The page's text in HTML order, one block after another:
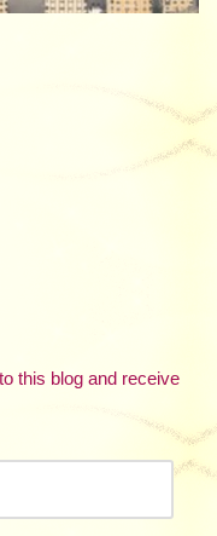
this blog and receive